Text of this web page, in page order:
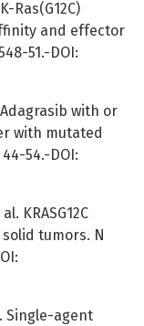
Ras(G12C)
and effector
51.-DOI:
Adagrasib with or
with mutated
44-54.-DOI:
KRASG12C
tumors. N
Single-agent